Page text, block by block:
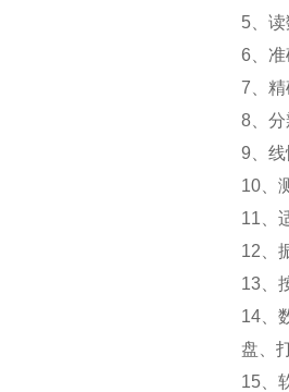
5、
6、
7、精
8、
9、
10、
11、
12、
13、
14、
盘、
15、